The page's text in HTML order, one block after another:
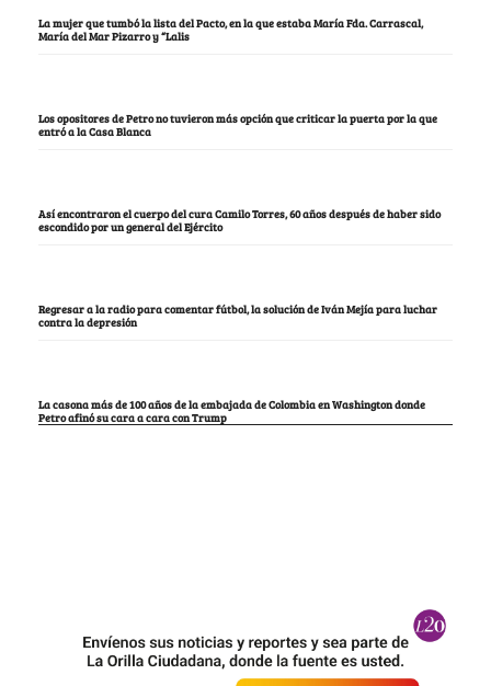
La mujer que tumbó la lista del Pacto, en la que estaba María Fda. Carrascal,
María del Mar Pizarro y “Lalis
Los opositores de Petro no tuvieron más opción que criticar la puerta por la que
entró a la Casa Blanca
Así encontraron el cuerpo del cura Camilo Torres, 60 años después de haber sido
escondido por un general del Ejército
Regresar a la radio para comentar fútbol, la solución de Iván Mejía para luchar
contra la depresión
La casona más de 100 años de la embajada de Colombia en Washington donde
Petro afinó su cara a cara con Trump